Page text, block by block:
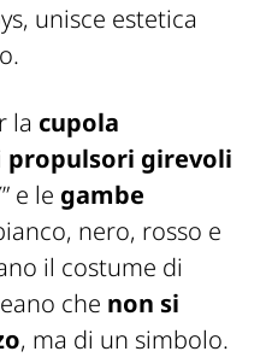
unisce estetica
la cupola
propulsori girevoli
e le gambe
nero, rosso e
il costume di
che non si
, ma di un simbolo.